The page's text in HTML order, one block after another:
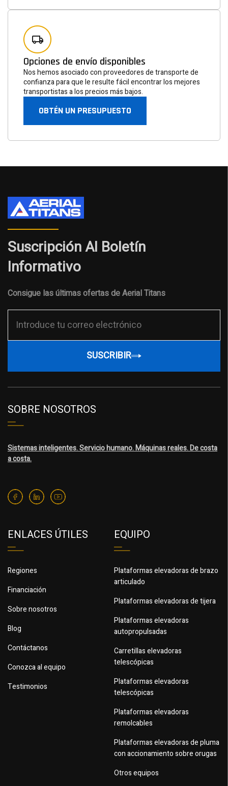
Opciones de envío disponibles
Nos hemos asociado con proveedores de transporte de
confianza para que le resulte fácil encontrar los mejores
transportistas a los precios más bajos.
OBTÉN UN PRESUPUESTO
Suscripción Al Boletín
Informativo
Consigue las últimas ofertas de Aerial Titans
SUSCRIBIR
SOBRE NOSOTROS
Sistemas inteligentes. Servicio humano. Máquinas reales. De costa
a costa.
ENLACES ÚTILES
Regiones
Financiación
Sobre nosotros
Blog
Contáctanos
Conozca al equipo
Testimonios
EQUIPO
Plataformas elevadoras de brazo
articulado
Plataformas elevadoras de tijera
Plataformas elevadoras
autopropulsadas
Carretillas elevadoras
telescópicas
Plataformas elevadoras
telescópicas
Plataformas elevadoras
remolcables
Plataformas elevadoras de pluma
con accionamiento sobre orugas
Otros equipos
Hoja informativa
Suscríbete a la lista de correo para recibir información
sobre novedades, ofertas especiales y otros
SUSCRIBIR